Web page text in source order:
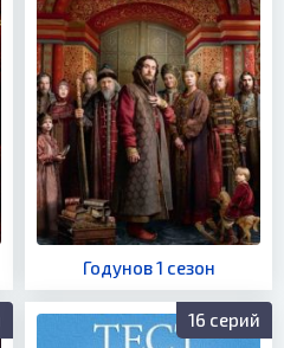
Годунов 1 сезон
16 серий